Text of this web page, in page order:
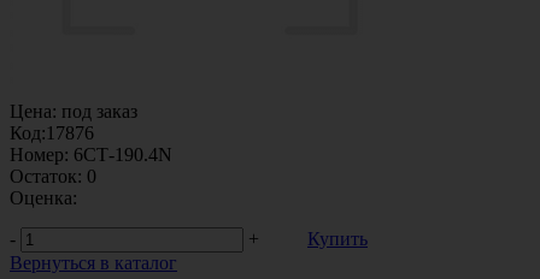
Цена: под заказ
Код:17876
Номер: 6СТ-190.4N
Остаток: 0
Оценка:
-
+
Купить
Вернуться в каталог